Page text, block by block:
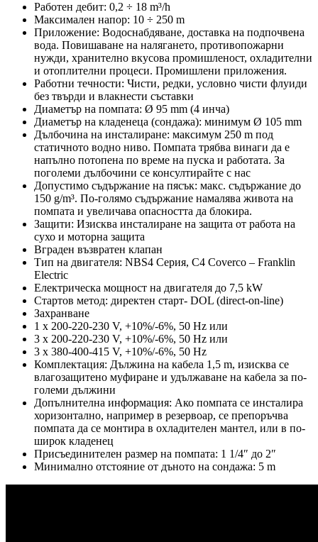
Работен дебит: 0,2 ÷ 18 m³/h
Максимален напор: 10 ÷ 250 m
Приложение: Водоснабдяване, доставка на подпочвена
вода. Повишаване на налягането, противопожарни
нужди, хранително вкусова промишленост, охладителни
и отоплителни процеси. Промишлени приложения.
Работни течности: Чисти, редки, условно чисти флуиди
без твърди и влакнести съставки
Диаметър на помпата: Ø 95 mm (4 инча)
Диаметър на кладенеца (сондажа): минимум Ø 105 mm
Дълбочина на инсталиране: максимум 250 m под
статичното водно ниво. Помпата трябва винаги да е
напълно потопена по време на пуска и работата. За
поголеми дълбочини се консултирайте с нас
Допустимо съдържание на пясък: макс. съдържание до
150 g/m³. По-голямо съдържание намалява живота на
помпата и увеличава опасността да блокира.
Защити: Изисква инсталиране на защита от работа на
сухо и моторна защита
Вграден възвратен клапан
Тип на двигателя: NBS4 Серия, C4 Coverco – Franklin
Electric
Eлектрическа мощност на двигателя до 7,5 kW
Стартов метод: директен старт- DOL (direct-on-line)
Захранване
1 x 200-220-230 V, +10%/-6%, 50 Hz или
3 x 200-220-230 V, +10%/-6%, 50 Hz или
3 x 380-400-415 V, +10%/-6%, 50 Hz
Комплектация: Дължина на кабела 1,5 m, изисква се
влагозащитено муфиране и удължаване на кабела за по-
големи дължини
Допълнителна информация: Ако помпата се инсталира
хоризонтално, например в резервоар, се препоръчва
помпата да се монтира в охладителен мантел, или в по-
широк кладенец
Присъединителен размер на помпата: 1 1/4″ до 2″
Минимално отстояние от дъното на сондажа: 5 m